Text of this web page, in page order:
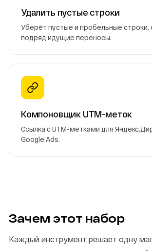
Удалить пустые строки
Уберёт пустые и пробельные строки,
подряд идущие переносы.
Компоновщик UTM-меток
Ссылка с UTM-метками для
Google Ads.
Зачем этот набор
Каждый инструмент решает одну